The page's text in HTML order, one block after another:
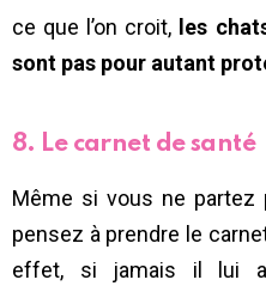
ce que l’on croit, les
sont pas pour autant
8. Le carnet de santé
Même si vous ne partez
pensez à prendre le
effet, si jamais il lui